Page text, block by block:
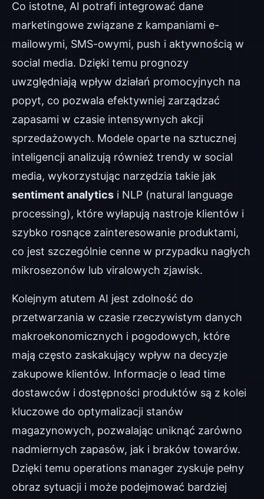
Co istotne, AI potrafi integrować dane
marketingowe związane z kampaniami e-
mailowymi, SMS-owymi, push i aktywnością w
social media. Dzięki temu prognozy
uwzględniają wpływ działań promocyjnych na
popyt, co pozwala efektywniej zarządzać
zapasami w czasie intensywnych akcji
sprzedażowych. Modele oparte na sztucznej
inteligencji analizują również trendy w social
media, wykorzystując narzędzia takie jak
sentiment analytics i NLP (natural language
processing), które wyłapują nastroje klientów i
szybko rosnące zainteresowanie produktami,
co jest szczególnie cenne w przypadku nagłych
mikrosezonów lub viralowych zjawisk.
Kolejnym atutem AI jest zdolność do
przetwarzania w czasie rzeczywistym danych
makroekonomicznych i pogodowych, które
mają często zaskakujący wpływ na decyzje
zakupowe klientów. Informacje o lead time
dostawców i dostępności produktów są z kolei
kluczowe do optymalizacji stanów
magazynowych, pozwalając uniknąć zarówno
nadmiernych zapasów, jak i braków towarów.
Dzięki temu operations manager zyskuje pełny
obraz sytuacji i może podejmować bardziej